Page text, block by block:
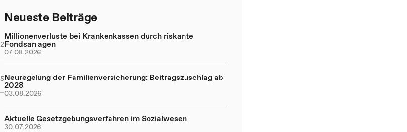
2
5
Neueste Beiträge
Millionenverluste bei Krankenkassen durch riskante
Fondsanlagen
07.08.2026
Neuregelung der Familienversicherung: Beitragszuschlag ab
2028
03.08.2026
Aktuelle Gesetzgebungsverfahren im Sozialwesen
30.07.2026